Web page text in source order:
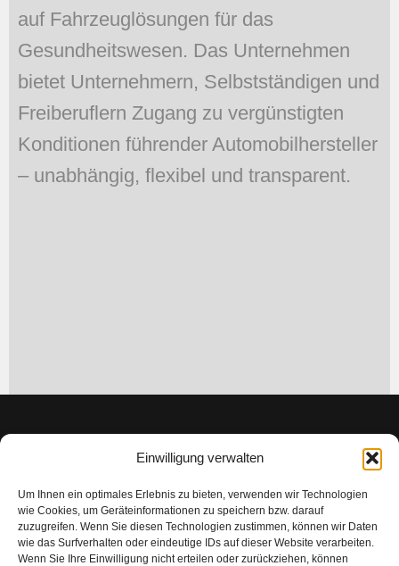
Einwilligung verwalten
Um Ihnen ein optimales Erlebnis zu bieten, verwenden wir Technologien
wie Cookies, um Geräteinformationen zu speichern bzw. darauf
zuzugreifen. Wenn Sie diesen Technologien zustimmen, können wir Daten
wie das Surfverhalten oder eindeutige IDs auf dieser Website verarbeiten.
Wenn Sie Ihre Einwilligung nicht erteilen oder zurückziehen, können
auf Fahrzeuglösungen für das
Gesundheitswesen. Das Unternehmen
bietet Unternehmern, Selbstständigen und
Freiberuflern Zugang zu vergünstigten
Konditionen führender Automobilhersteller
– unabhängig, flexibel und transparent.